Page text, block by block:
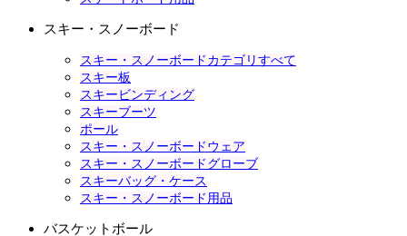
スキー・スノーボード
スキー・スノーボードカテゴリすべて
スキー板
スキービンディング
スキーブーツ
ポール
スキー・スノーボードウェア
スキー・スノーボードグローブ
スキーバッグ・ケース
スキー・スノーボード用品
バスケットボール